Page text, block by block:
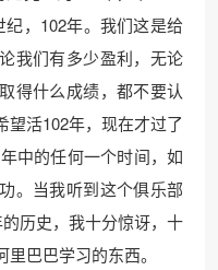
，102年。我们这是给
我们有多少盈利，无论
得什么成绩，都不要认
望活102年，现在才过了
中的任何一个时间，如
。当我听到这个俱乐部
的历史，我十分惊讶，十
巴巴学习的东西。